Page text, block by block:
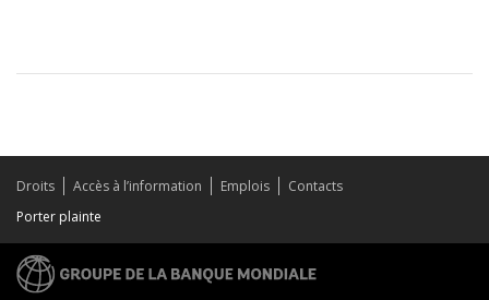
Droits Accès à l’information Emplois
Contacts
Porter plainte